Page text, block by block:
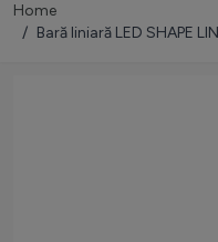
Home
/ Bară liniară LED SHAPE